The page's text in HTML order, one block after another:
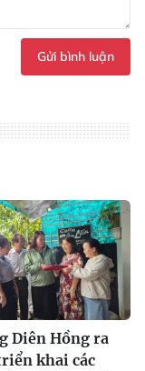
Gửi bình luận
Diên Hồng ra
khai các